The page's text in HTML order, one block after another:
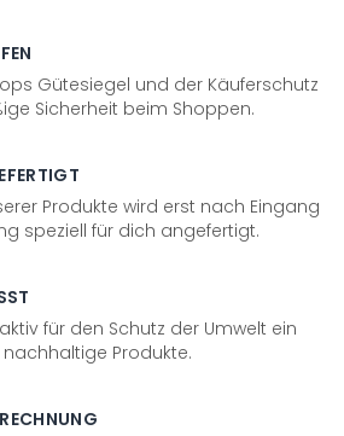
Gütesiegel und der Käuferschutz
Sicherheit beim Shoppen.
Produkte wird erst nach Eingang
speziell für dich angefertigt.
für den Schutz der Umwelt ein
Produkte.